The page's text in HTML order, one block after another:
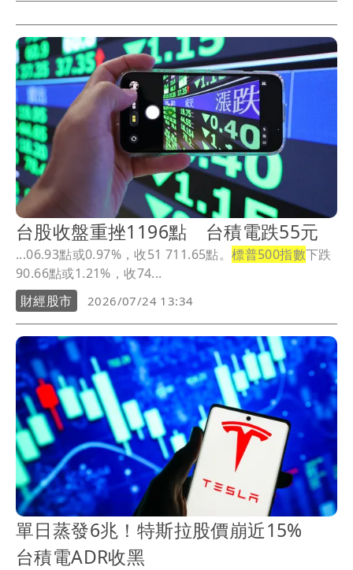
台股收盤重挫1196點 台積電跌55元
...06.93點或0.97%，收51 711.65點。標普500指數下跌
90.66點或1.21%，收74...
財經股市
2026/07/24 13:34
單日蒸發6兆！特斯拉股價崩近15%
台積電ADR收黑